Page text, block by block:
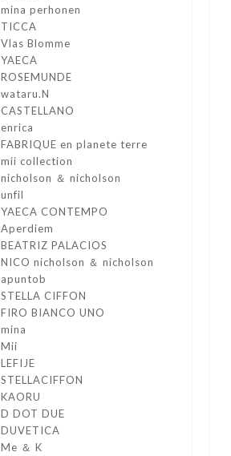
mina perhonen
TICCA
Vlas Blomme
YAECA
ROSEMUNDE
wataru.N
CASTELLANO
enrica
FABRIQUE en planete terre
mii collection
nicholson ＆ nicholson
unfil
YAECA CONTEMPO
Aperdiem
BEATRIZ PALACIOS
NICO nicholson ＆ nicholson
apuntob
STELLA CIFFON
FIRO BIANCO UNO
mina
Mii
LEFIJE
STELLACIFFON
KAORU
D DOT DUE
DUVETICA
Me ＆ K